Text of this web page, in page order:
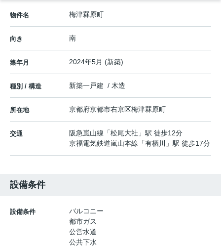
物件名 梅津罧原町
向き 南
築年月 2024年5月 (新築)
種別 / 構造 新築一戸建 / 木造
所在地 京都府京都市右京区梅津罧原町
交通 阪急嵐山線 「松尾大社 」駅 徒歩12分
京福電気鉄道嵐山本線 「有栖川 」駅 徒歩17分
設備条件
設備条件
バルコニー
都市ガス
公営水道
公共下水